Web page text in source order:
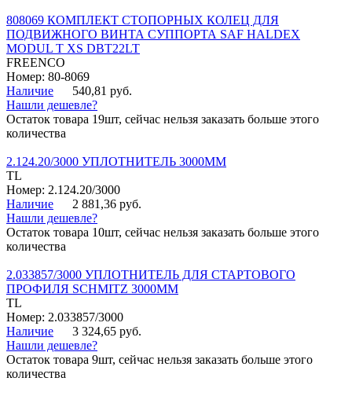
808069 КОМПЛЕКТ СТОПОРНЫХ КОЛЕЦ ДЛЯ
ПОДВИЖНОГО ВИНТА СУППОРТА SAF HALDEX
MODUL T XS DBT22LT
FREENCO
Номер: 80-8069
Наличие
540,81 руб.
Нашли дешевле?
Остаток товара 19шт, сейчас нельзя заказать больше этого
количества
2.124.20/3000 УПЛОТНИТЕЛЬ 3000ММ
TL
Номер: 2.124.20/3000
Наличие
2 881,36 руб.
Нашли дешевле?
Остаток товара 10шт, сейчас нельзя заказать больше этого
количества
2.033857/3000 УПЛОТНИТЕЛЬ ДЛЯ СТАРТОВОГО
ПРОФИЛЯ SCHMITZ 3000ММ
TL
Номер: 2.033857/3000
Наличие
3 324,65 руб.
Нашли дешевле?
Остаток товара 9шт, сейчас нельзя заказать больше этого
количества